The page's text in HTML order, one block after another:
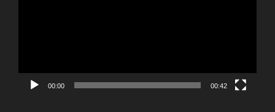
00:00 00:42